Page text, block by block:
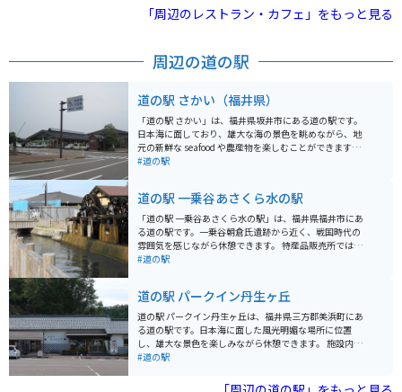
前」が人気です。レストランもあり、ソフトクリームが
絶品です。六呂師高原スキーパークでは、夏季シーズン
保湿や美肌効果のある温泉を楽しむことができます。夜
自然体験を満喫できる場所として、多くの観光客に親し
まれています。アクセスは中部縦貫自動車道大野ICから
約15分です。
「周辺のレストラン・カフェ」をもっと見る
周辺の道の駅
道の駅 さかい（福井県）
「道の駅 さかい」は、福井県坂井市にある道の駅です。
日本海に面しており、雄大な海の景色を眺めながら、地
元の新鮮な seafood や農産物を楽しむことができます。
施設内には、レストラン、売店、情報コーナーなどがあ
理が人気です。また、売店では、地元の銘菓や地酒、工
芸品なども販売されています。 バイクで訪れる場合、道
の駅 さかいは、日本海沿岸を走る国道305号線沿いに位
置しており、ツーリングの休憩場所としても最適です。
広い駐車場も完備されているので、安心してバイクを停
を拠点に、周辺の観光を楽しむのも良いでしょう。
#道の駅
道の駅 一乗谷あさくら水の駅
「道の駅 一乗谷あさくら水の駅」は、福井県福井市にあ
る道の駅です。一乗谷朝倉氏遺跡から近く、戦国時代の
雰囲気を感じながら休憩できます。 特産品販売所では、
地元産の新鮮な野菜や果物が購入できます。レストラン
るので安心して停められます。また、道の駅周辺には、
一乗谷朝倉氏遺跡以外にも、丸岡城や東尋坊など、観光
スポットがたくさんあります。福井の豊かな自然と歴史
を感じながら、ツーリングを楽しんでみてはいかがでし
ょうか。
#道の駅
道の駅 パークイン丹生ヶ丘
道の駅 パークイン丹生ヶ丘は、福井県三方郡美浜町にあ
る道の駅です。日本海に面した風光明媚な場所に位置
し、雄大な景色を楽しみながら休憩できます。 施設内に
は、地元でとれた新鮮な魚介類を販売する市場や、福井
トランでは、新鮮な魚介類を使った料理や、福井県なら
#道の駅